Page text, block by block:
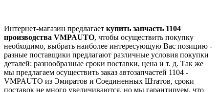
Интернет-магазин предлагает купить запчасть 1104
производства VMPAUTO, чтобы осуществить покупку
необходимо, выбрать наиболее интересующую Вас позицию -
разные поставщики предлагают различные условия покупки
деталей: разнообразные сроки поставки, цена и т. д. Так же
мы предлагаем осуществить заказ автозапчастей 1104 -
VMPAUTO из Эмиратов и Соединенных Штатов, сроки
поставок не много увеличиваются, но мы гарантируем, что